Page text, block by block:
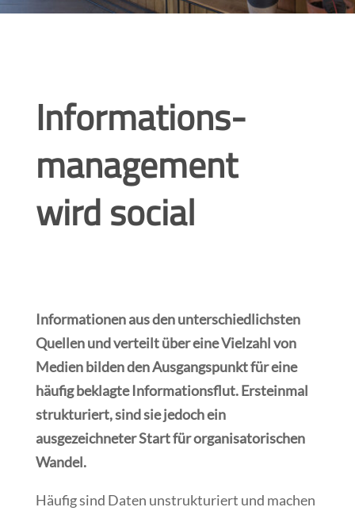
Informations-
management
wird social
Informationen aus den unterschiedlichsten
Quellen und verteilt über eine Vielzahl von
Medien bilden den Ausgangspunkt für eine
häufig beklagte Informationsflut. Ersteinmal
strukturiert, sind sie jedoch ein
ausgezeichneter Start für organisatorischen
Wandel.
Häufig sind Daten unstrukturiert und machen